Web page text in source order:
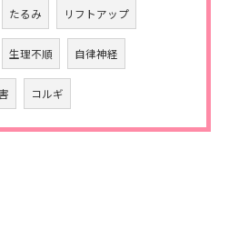
たるみ リフトアップ
生理不順 自律神経
コルギ